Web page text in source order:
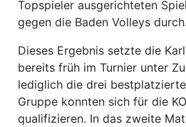
Topspieler ausgerichteten
gegen die Baden Volleys durch.
Dieses Ergebnis setzte die
bereits früh im Turnier unter
lediglich die drei
Gruppe konnten sich für die
qualifizieren. In das zweite